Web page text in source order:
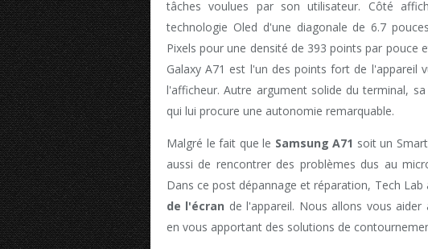
tâches voulues par son utilisateur. Côté
technologie Oled d'une diagonale de 6.7
Pixels pour une densité de 393 points par pouce
Galaxy A71 est l'un des points fort de l'appareil
l'afficheur. Autre argument solide du terminal,
qui lui procure une autonomie remarquable.
Malgré le fait que le Samsung A71 soit un
aussi de rencontrer des problèmes dus au
Dans ce post dépannage et réparation, Tech
de l'écran de l'appareil. Nous allons vous
en vous apportant des solutions de